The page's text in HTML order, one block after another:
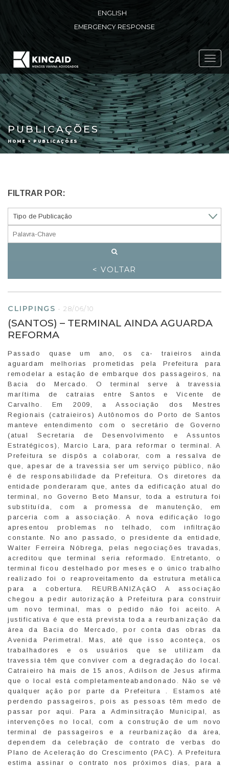
ENGLISH
EMERGENCY RESPONSE
PUBLICAÇÕES
HOME > PUBLICAÇÕES
FILTRAR POR:
< VOLTAR
CLIPPINGS - 28/06/10
(SANTOS) – TERMINAL AINDA AGUARDA
REFORMA
Passado quase um ano, os ca- traieiros ainda
aguardam melhorias prometidas pela Prefeitura para
remodelar a estação de embarque dos passageiros, na
Bacia do Mercado. O terminal serve à travessia
marítima de catraias entre Santos e Vicente de
Carvalho. Em 2009, a Associação dos Mestres
Regionais (catraieiros) Autônomos do Porto de Santos
manteve entendimento com o secretário de Governo
(atual Secretaria de Desenvolvimento e Assuntos
Estratégicos), Marcio Lara, para reformar o terminal. A
Prefeitura se dispôs a colaborar, com a ressalva de
que, apesar de a travessia ser um serviço público, não
é de responsabilidade da Prefeitura. Os diretores da
entidade ponderaram que, antes da edificação atual do
terminal, no Governo Beto Mansur, toda a estrutura foi
substituída, com a promessa de manutenção, em
parceria com a associação. A nova edificação logo
apresentou problemas no telhado, com infiltração
constante. No ano passado, o presidente da entidade,
Walter Ferreira Nóbrega, pelas negociações travadas,
acreditou que terminal seria reformado. Entretanto, o
terminal ficou destelhado por meses e o único trabalho
realizado foi o reaproveitamento da estrutura metálica
para a cobertura. REURBANIZAçãO A associação
chegou a pedir autorização à Prefeitura para construir
um novo terminal, mas o pedido não foi aceito. A
justificativa é que está prevista toda a reurbanização da
área da Bacia do Mercado, por conta das obras da
Avenida Perimetral. Mas, até que isso aconteça, os
trabalhadores e os usuários que se utilizam da
travessia têm que conviver com a degradação do local.
Catraieiro há mais de 15 anos, Adilson de Jesus afirma
que o local está completamenteabandonado. Não se vê
qualquer ação por parte da Prefeitura . Estamos até
perdendo passageiros, pois as pessoas têm medo de
passar por aqui. Para a Adminsitração Municipal, as
intervenções no local, com a construção de um novo
terminal de passageiros e a reurbanização da área,
dependem da celebração de contrato de verbas do
Plano de Aceleração do Crescimento (PAC). A Prefeitura
estima assinar o contrato nos próximos dias, para a